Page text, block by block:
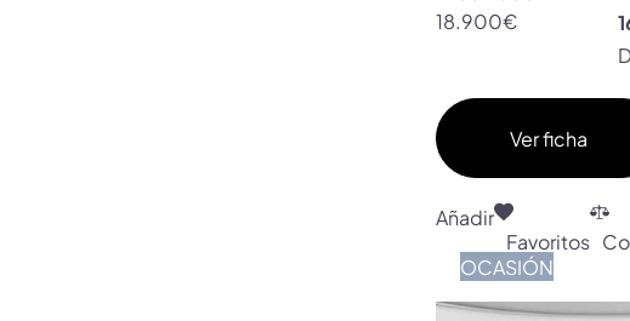
18.900€
Ver ficha
Añadir
Favoritos
OCASIÓN